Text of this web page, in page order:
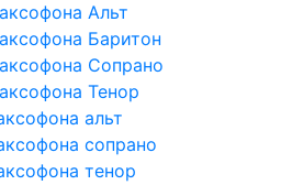
Альт
Баритон
Сопрано
Тенор
альт
сопрано
тенор